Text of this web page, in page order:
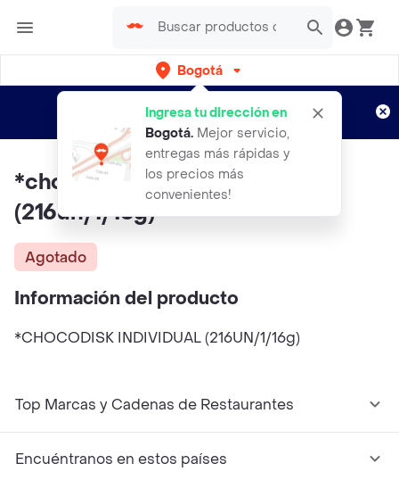
Bogotá
Ingresa tu dirección en
Bogotá. Mejor servicio,
entregas más rápidas y
los precios más
convenientes!
envíos gratis por semanas
Aplican TyC
*chocodisk Individual
(216un/1/16g)
Agotado
Información del producto
*CHOCODISK INDIVIDUAL (216UN/1/16g)
Top Marcas y Cadenas de Restaurantes
Encuéntranos en estos países